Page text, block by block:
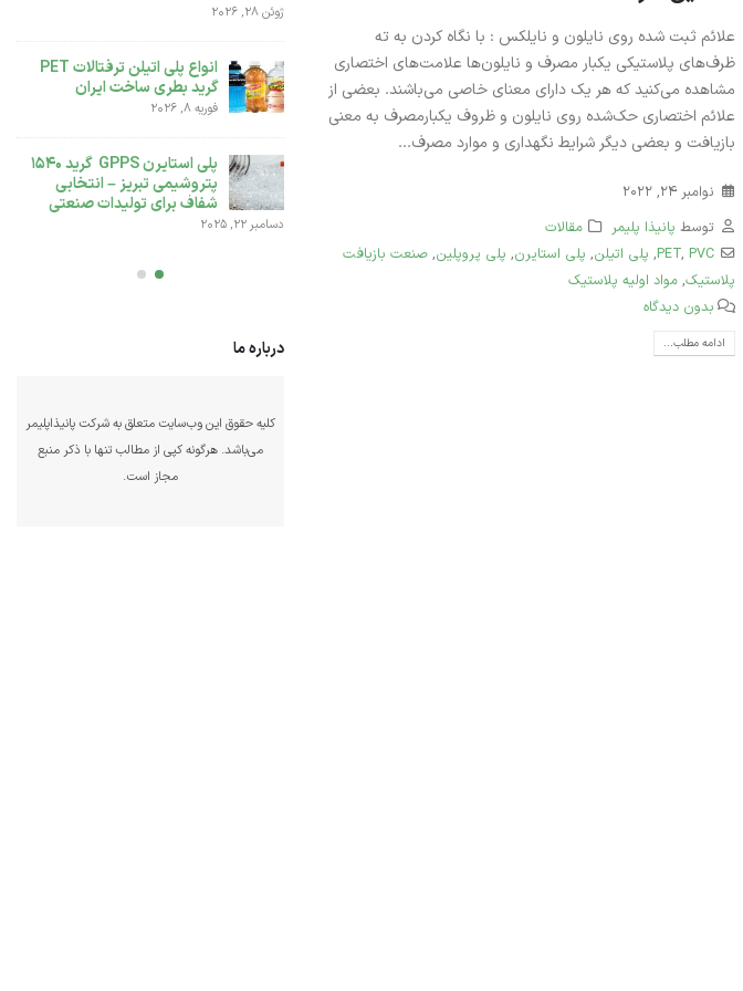
علائم ثبت شده روی نایلون و نایلکس : با نگاه کردن به ته
ظرف‌های پلاستیکی یکبار مصرف و نایلون‌ها علامت‌های اختصاری
مشاهده می‌کنید که هر یک دارای معنای خاصی می‌باشند. بعضی از
علائم اختصاری حک‌شده روی نایلون و ظروف یکبار‌مصرف به معنی
بازیافت و بعضی دیگر شرایط نگهداری و موارد مصرف...
نوامبر 24, 2022
توسط پانیذا پلیمر
مقالات
PET,PVC
, پلی‌ اتیلن, پلی‌ استایرن, پلی پروپلین, صنعت بازیافت
پلاستیک, مواد اولیه پلاستیک
بدون دیدگاه
ادامه مطلب...
انواع پلی اتیلن ترفتالات PET
گرید بطری ساخت ایران
پتروشیمی تبریز – انتخابی
شفاف برای تولیدات صنعتی
تفاوت بین پلی اتیلن سنگین
بادی 0035 و پلی اتیلن BL3
دسامبر 6, 2025
ژوئن 28, 2026
انواع پلی اتیلن ترفتالات PET
گرید بطری ساخت ایران
فوریه 8, 2026
پلی استایرن GPPS گرید 1540
پتروشیمی تبریز – انتخابی
شفاف برای تولیدات صنعتی
دسامبر 22, 2025
درباره ما
کلیه حقوق این وب‌سایت متعلق به شرکت پانیذاپلیمر
می‌باشد. هرگونه کپی از مطالب تنها با ذکر منبع
مجاز است.